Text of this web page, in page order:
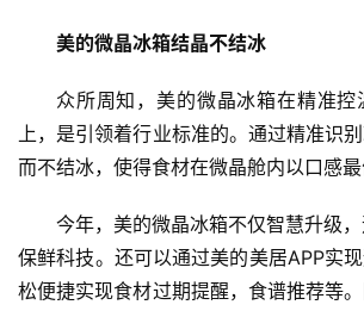
纪
新
商
美的微晶冰箱结晶不结冰
众所周知，美的微晶冰箱在精准控
上，是引领着行业标准的。通过精准识
而不结冰，使得食材在微晶舱内以口感最
今年，美的微晶冰箱不仅智慧升级
保鲜科技。还可以通过美的美居APP实
松便捷实现食材过期提醒，食谱推荐等